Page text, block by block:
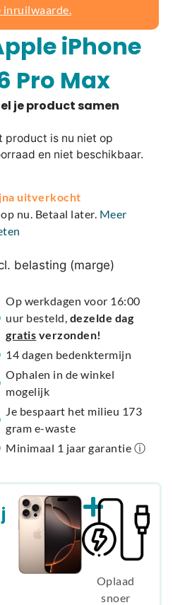
inruilwaarde.
iPhone
Pro Max
product is nu niet op
en niet beschikbaar.
uitverkocht
nu. Betaal later. Meer
belasting (marge)
Op werkdagen voor 16:00
uur besteld, dezelde dag
gratis verzonden!
14 dagen bedenktermijn
Ophalen in de winkel
mogelijk
Je bespaart het milieu 173
gram e-waste
Minimaal 1 jaar garantie ⓘ
Oplaad
snoer